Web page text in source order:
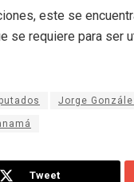
este se
se requiere para ser
Jorge
Tweet